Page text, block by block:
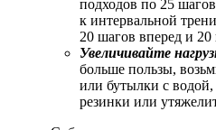
подходов по 25
к интервальной
20 шагов вперед и 20
Увеличивайте
больше пользы,
или бутылки с водой,
резинки или